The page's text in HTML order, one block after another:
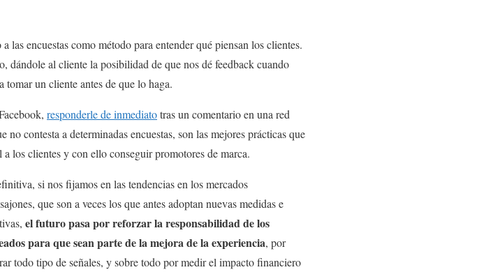
las encuestas como método para entender qué piensan los clientes.
dándole al cliente la posibilidad de que nos dé feedback cuando
un cliente antes de que lo haga.
responderle de inmediatotras un comentario en una red
contesta a determinadas encuestas, son las mejores prácticas que
los clientes y con ello conseguir promotores de marca.
si nos fijamos en las tendencias en los mercados
que son a veces los que antes adoptan nuevas medidas e
el futuro pasa por reforzar la responsabilidad de los
para que sean parte de la mejora de la experiencia, por
todo tipo de señales, y sobre todo por medir el impacto financiero